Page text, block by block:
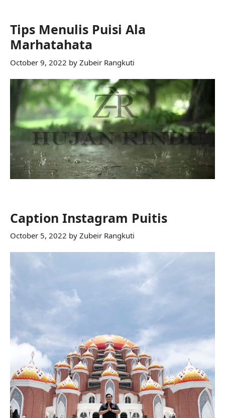
Tips Menulis Puisi Ala
Marhatahata
October 9, 2022 by Zubeir Rangkuti
Caption Instagram Puitis
October 5, 2022 by Zubeir Rangkuti